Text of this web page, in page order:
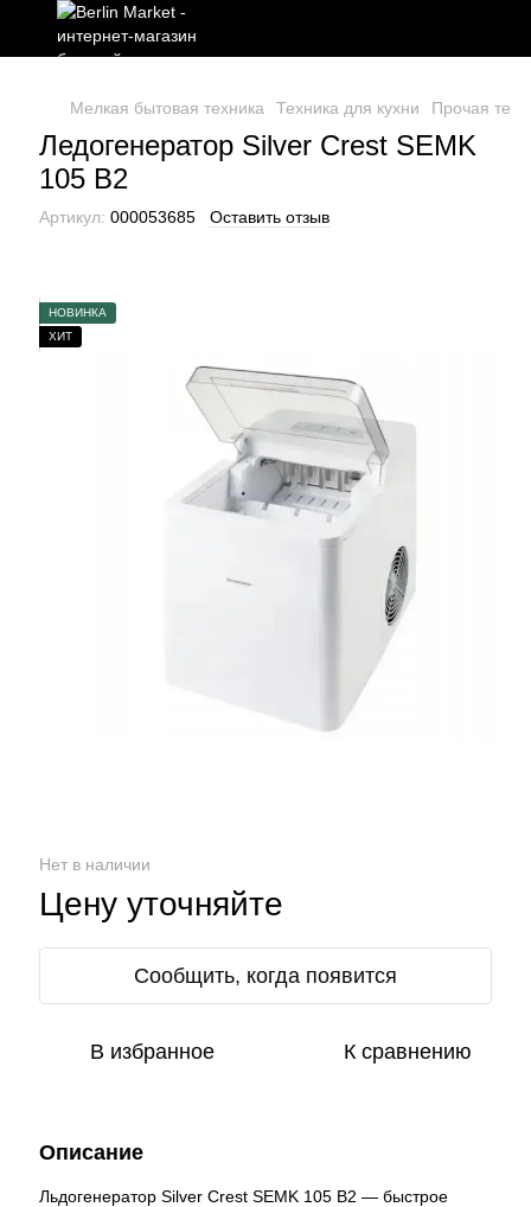
Мелкая бытовая техника Техника для кухни Прочая
Ледогенератор Silver Crest SEMK
105 B2
Артикул: 000053685 Оставить отзыв
НОВИНКА
ХИТ
Нет в наличии
Цену уточняйте
Сообщить, когда появится
В избранное К сравнению
Описание
Льдогенератор Silver Crest SEMK 105 B2 — быстрое